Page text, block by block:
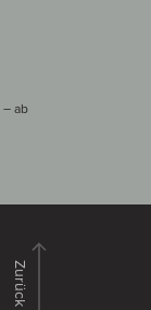
– ab
Zurück